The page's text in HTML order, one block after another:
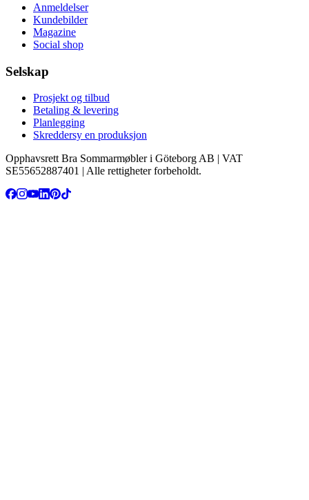
Anmeldelser
Kundebilder
Magazine
Social shop
Selskap
Prosjekt og tilbud
Betaling & levering
Planlegging
Skreddersy en produksjon
Opphavsrett Bra Sommarmøbler i Göteborg AB | VAT
SE55652887401 | Alle rettigheter forbeholdt.